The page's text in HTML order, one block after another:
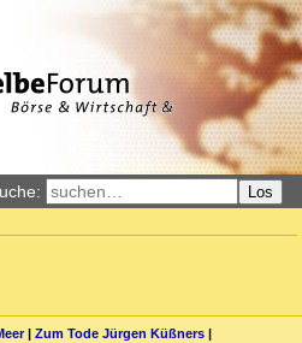
Los
| Zum Tode Jürgen Küßners |